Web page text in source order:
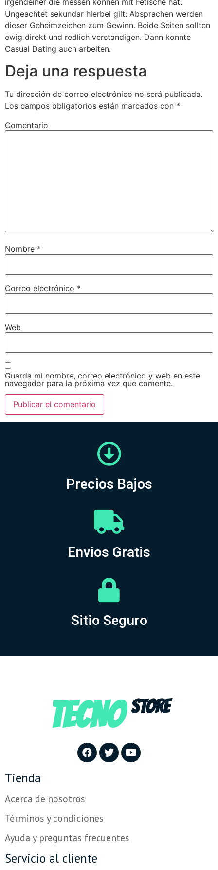
irgendeiner die messen konnen mit Fetische hat.
Ungeachtet sekundar hierbei gilt: Absprachen werden
dieser Geheimzeichen zum Gewinn. Beide Seiten sollten
ewig direkt und redlich verstandigen. Dann konnte
Casual Dating auch arbeiten.
Deja una respuesta
Tu dirección de correo electrónico no será publicada.
Los campos obligatorios están marcados con *
Comentario
Nombre *
Correo electrónico *
Web
Guarda mi nombre, correo electrónico y web en este
navegador para la próxima vez que comente.
Precios Bajos
Envios Gratis
Sitio Seguro
TECNO STORE
Tienda
Acerca de nosotros
Términos y condiciones
Ayuda y preguntas frecuentes
Servicio al cliente